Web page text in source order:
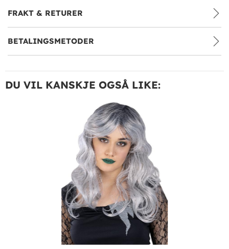
FRAKT & RETURER
BETALINGSMETODER
DU VIL KANSKJE OGSÅ LIKE: